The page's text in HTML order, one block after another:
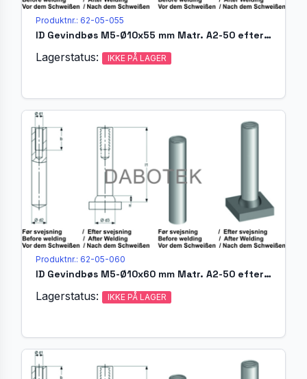
Produktnr.: 62-05-055
ID Gevindbøs M5-Ø10x55 mm Matr. A2-50 efter EN ISO 13918
Lagerstatus: IKKE PÅ LAGER
Produktnr.: 62-05-060
ID Gevindbøs M5-Ø10x60 mm Matr. A2-50 efter EN ISO 13918
Lagerstatus: IKKE PÅ LAGER